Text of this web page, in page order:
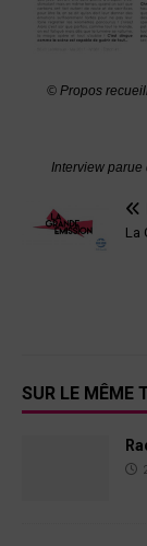
© Propos
Interview parue
La
SUR LE MÊME